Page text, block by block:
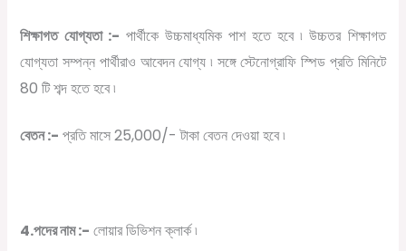
শিক্ষাগত যোগ্যতা :- পার্থীকে উচ্চমাধ্যমিক পাশ হতে হবে ৷ উচ্চতর শিক্ষাগত
যোগ্যতা সম্পন্ন পার্থীরাও আবেদন যোগ্য ৷ সঙ্গে স্টেনোগ্রাফি স্পিড প্রতি মিনিটে
80 টি শব্দ হতে হবে ৷
বেতন :- প্রতি মাসে 25,000/- টাকা বেতন দেওয়া হবে ৷
4.পদের নাম :- লোয়ার ডিভিশন ক্লার্ক ৷